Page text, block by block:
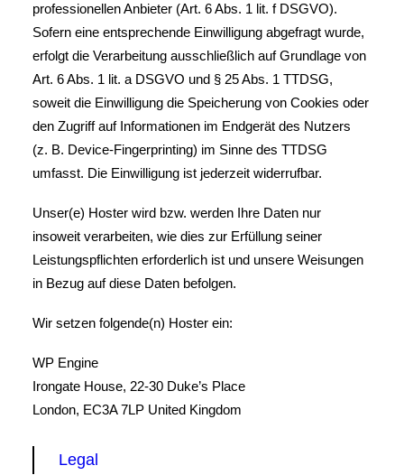
professionellen Anbieter (Art. 6 Abs. 1 lit. f DSGVO).
Sofern eine entsprechende Einwilligung abgefragt wurde,
erfolgt die Verarbeitung ausschließlich auf Grundlage von
Art. 6 Abs. 1 lit. a DSGVO und § 25 Abs. 1 TTDSG,
soweit die Einwilligung die Speicherung von Cookies oder
den Zugriff auf Informationen im Endgerät des Nutzers
(z. B. Device-Fingerprinting) im Sinne des TTDSG
umfasst. Die Einwilligung ist jederzeit widerrufbar.
Unser(e) Hoster wird bzw. werden Ihre Daten nur
insoweit verarbeiten, wie dies zur Erfüllung seiner
Leistungspflichten erforderlich ist und unsere Weisungen
in Bezug auf diese Daten befolgen.
Wir setzen folgende(n) Hoster ein:
WP Engine
Irongate House, 22-30 Duke’s Place
London, EC3A 7LP United Kingdom
Legal